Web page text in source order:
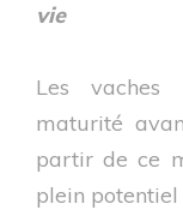
vie
Les vaches
maturité
partir de ce
plein